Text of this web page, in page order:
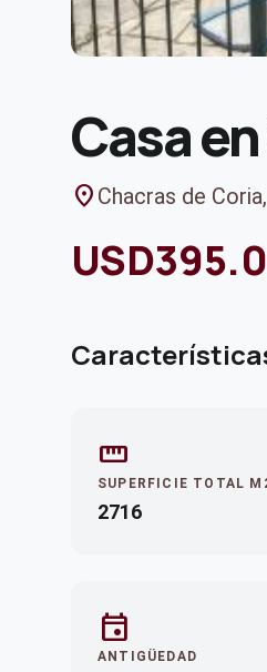
Casa
location_on Chacras de
straighten
SUPERFICIE TOTAL
2716
event
ANTIGÜEDAD